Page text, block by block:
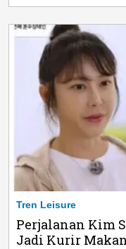
Tren Leisure
Perjalanan Kim
Jadi Kurir